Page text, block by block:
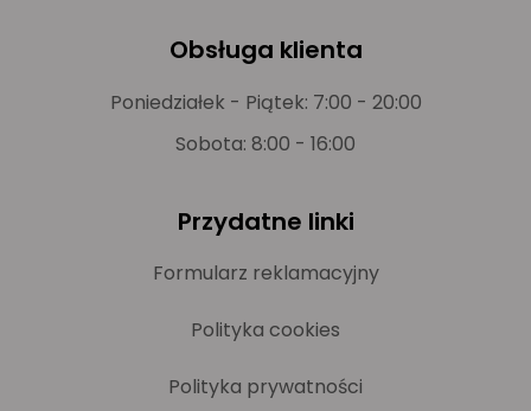
Obsługa klienta
Poniedziałek - Piątek: 7:00 - 20:00
Sobota: 8:00 - 16:00
Przydatne linki
Formularz reklamacyjny
Polityka cookies
Polityka prywatności